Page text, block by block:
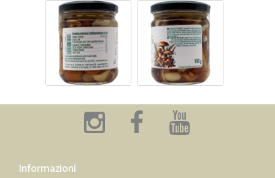
Informazioni